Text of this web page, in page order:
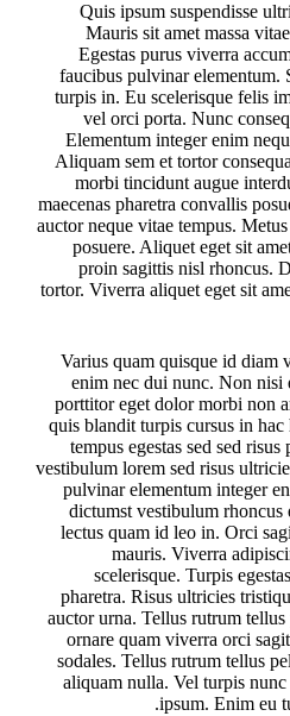
Quis ipsum suspendisse
Mauris sit amet massa
Egestas purus viverra
faucibus pulvinar elementum.
turpis in. Eu scelerisque felis
vel orci porta. Nunc
Elementum integer enim
Aliquam sem et tortor
morbi tincidunt augue
maecenas pharetra convallis
auctor neque vitae tempus.
posuere. Aliquet eget sit
proin sagittis nisl rhoncus.
tortor. Viverra aliquet eget sit
Varius quam quisque id diam
enim nec dui nunc. Non nisi
porttitor eget dolor morbi non
quis blandit turpis cursus in hac
tempus egestas sed sed
vestibulum lorem sed risus
pulvinar elementum integer
dictumst vestibulum rhoncus
lectus quam id leo in. Orci
mauris. Viverra
scelerisque. Turpis
pharetra. Risus ultricies
auctor urna. Tellus rutrum
ornare quam viverra orci
sodales. Tellus rutrum tellus
aliquam nulla. Vel turpis
ipsum. Enim eu